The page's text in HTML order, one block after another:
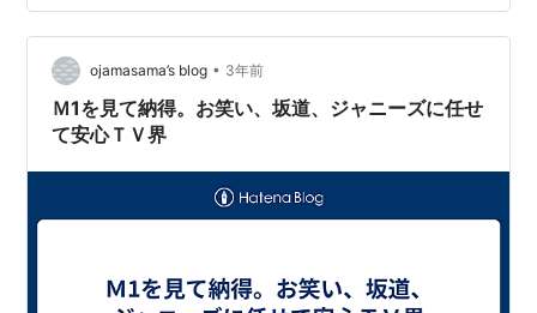
presents 乃木坂46の乃木坂に相談だ！ 山崎怜奈の誰か
に話したかったこと。 ニッポン放送 AM1242/FM93 乃木
坂4…ojamasama’s blog • 3年前
Ｍ1を見て納得。お笑い、坂道、ジャニーズに任せ
て安心ＴＶ界